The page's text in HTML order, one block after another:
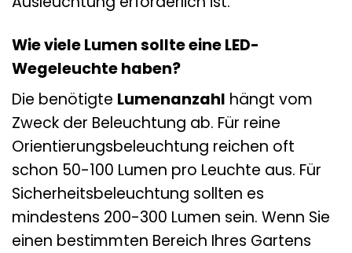
Wie viele Lumen sollte eine LED-
Wegeleuchte haben?
Die benötigte Lumenanzahl hängt vom
Zweck der Beleuchtung ab. Für reine
Orientierungsbeleuchtung reichen oft
schon 50-100 Lumen pro Leuchte aus. Für
Sicherheitsbeleuchtung sollten es
mindestens 200-300 Lumen sein. Wenn Sie
einen bestimmten Bereich Ihres Gartens